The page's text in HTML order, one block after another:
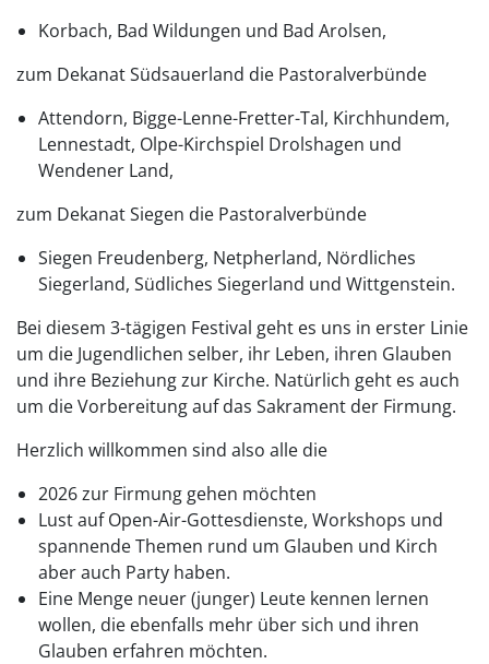
Korbach, Bad Wildungen und Bad Arolsen,
zum Dekanat Südsauerland die Pastoralverbünde
Attendorn, Bigge-Lenne-Fretter-Tal, Kirchhundem,
Lennestadt, Olpe-Kirchspiel Drolshagen und
Wendener Land,
zum Dekanat Siegen die Pastoralverbünde
Siegen Freudenberg, Netpherland, Nördliches
Siegerland, Südliches Siegerland und Wittgenstein.
Bei diesem 3-tägigen Festival geht es uns in erster Linie
um die Jugendlichen selber, ihr Leben, ihren Glauben
und ihre Beziehung zur Kirche. Natürlich geht es auch
um die Vorbereitung auf das Sakrament der Firmung.
Herzlich willkommen sind also alle die
2026 zur Firmung gehen möchten
Lust auf Open-Air-Gottesdienste, Workshops und
spannende Themen rund um Glauben und Kirch
aber auch Party haben.
Eine Menge neuer (junger) Leute kennen lernen
wollen, die ebenfalls mehr über sich und ihren
Glauben erfahren möchten.